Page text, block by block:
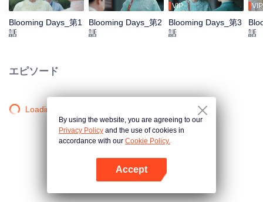
Blooming Days_第1
話
Blooming Days_第2
話
VIP
Blooming Days_第3
話
VIP
話
エピソード
Loading…
By using the website, you are agreeing to our
Privacy Policy and the use of cookies in
accordance with our Cookie Policy.
Accept